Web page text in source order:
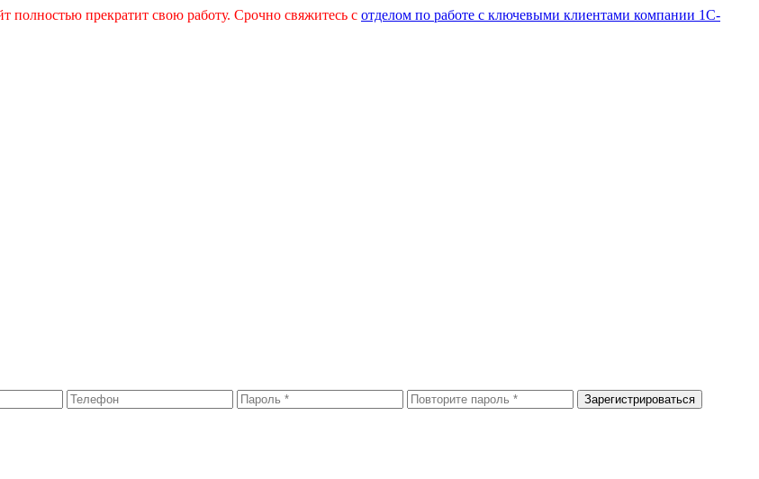
полностью прекратит свою работу. Срочно свяжитесь с отделом по работе с ключевыми клиентами компании 1С-